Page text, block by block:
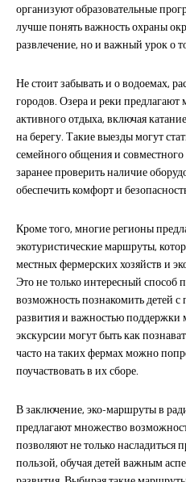
организуют образовательные
лучше понять важность охраны
развлечение, но и важный урок о
Не стоит забывать и о водоемах,
городов. Озера и реки
активного отдыха, включая
на берегу. Такие выезды могут
семейного общения и
заранее проверить наличие
обеспечить комфорт и
Кроме того, многие регионы
экотуристические маршруты,
местных фермерских хозяйств и
Это не только интересный способ
возможность познакомить детей
развития и важностью поддержки
экскурсии могут быть как
часто на таких фермах можно
поучаствовать в их сборе.
В заключение, эко-маршруты в
предлагают множество
позволяют не только насладиться
пользой, обучая детей важным